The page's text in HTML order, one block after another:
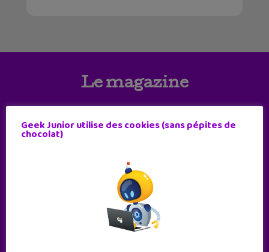
Le magazine
Geek Junior utilise des cookies (sans pépites de
chocolat)